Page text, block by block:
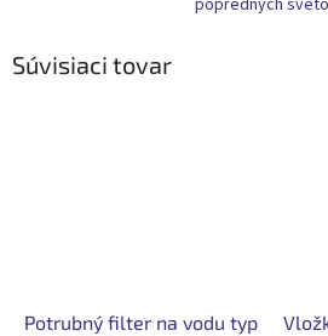
Súvisiaci tovar
Potrubný filter na vodu typ